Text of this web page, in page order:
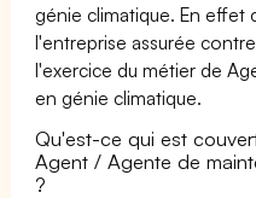
génie climatique. En effet
l'entreprise assurée
l'exercice du métier de
en génie climatique.
Qu'est-ce qui est
Agent / Agente de
?